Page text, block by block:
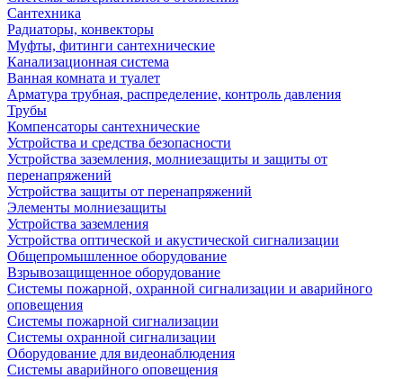
Сантехника
Радиаторы, конвекторы
Муфты, фитинги сантехнические
Канализационная система
Ванная комната и туалет
Арматура трубная, распределение, контроль давления
Трубы
Компенсаторы сантехнические
Устройства и средства безопасности
Устройства заземления, молниезащиты и защиты от
перенапряжений
Устройства защиты от перенапряжений
Элементы молниезащиты
Устройства заземления
Устройства оптической и акустической сигнализации
Общепромышленное оборудование
Взрывозащищенное оборудование
Системы пожарной, охранной сигнализации и аварийного
оповещения
Системы пожарной сигнализации
Системы охранной сигнализации
Оборудование для видеонаблюдения
Системы аварийного оповещения